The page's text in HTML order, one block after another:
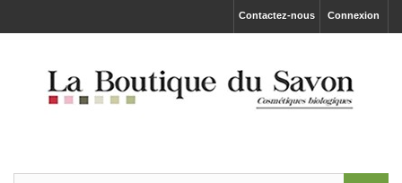
Connexion
Contactez-nous